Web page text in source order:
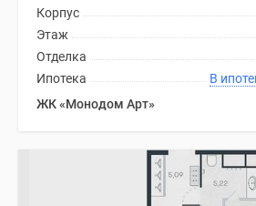
Корпус
Этаж
Отделка
Ипотека
ЖК «Монодом Арт»